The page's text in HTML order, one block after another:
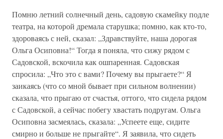
Помню летний солнечный день, садовую скамейку подле
театра, на которой дремала старушка; помню, как кто-то,
здороваясь с ней, сказал: „Здравствуйте, наша дорогая
Ольга Осиповна!“ Тогда я поняла, что сижу рядом с
Садовской, вскочила как ошпаренная. Садовская
спросила: „Что это с вами? Почему вы прыгаете?“ Я
заикаясь (что со мной бывает при сильном волнении)
сказала, что прыгаю от счастья, оттого, что сидела рядом
с Садовской, а сейчас побегу хвастать подругам. Ольга
Осиповна засмеялась, сказала: „Успеете еще, сидите
смирно и больше не прыгайте“. Я заявила, что сидеть